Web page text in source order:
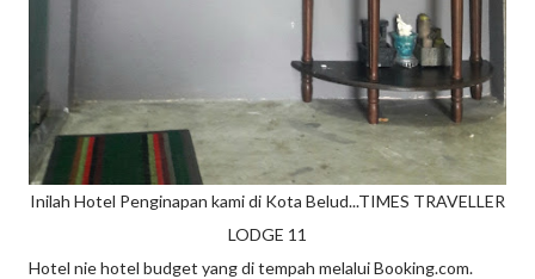
Inilah Hotel Penginapan kami di Kota Belud...TIMES TRAVELLER
LODGE 11
Hotel nie hotel budget yang di tempah melalui Booking.com.